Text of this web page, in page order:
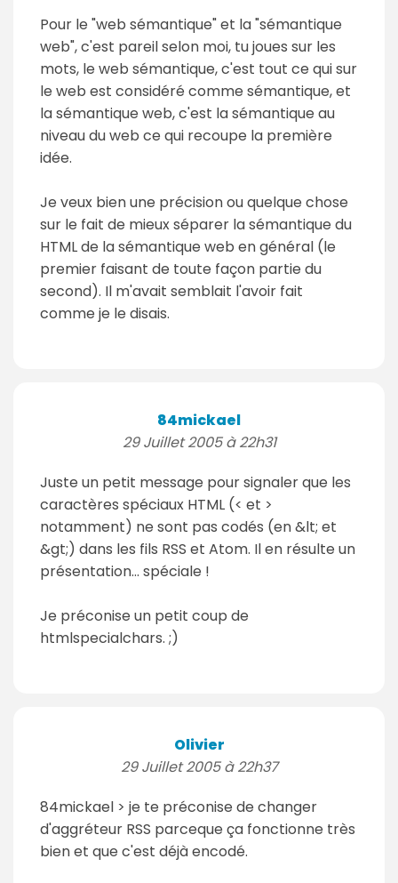
Pour le "web sémantique" et la "sémantique
web", c'est pareil selon moi, tu joues sur les
mots, le web sémantique, c'est tout ce qui sur
le web est considéré comme sémantique, et
la sémantique web, c'est la sémantique au
niveau du web ce qui recoupe la première
idée.
Je veux bien une précision ou quelque chose
sur le fait de mieux séparer la sémantique du
HTML de la sémantique web en général (le
premier faisant de toute façon partie du
second). Il m'avait semblait l'avoir fait
comme je le disais.
84mickael
29 Juillet 2005 à 22h31
Juste un petit message pour signaler que les
caractères spéciaux HTML (< et >
notamment) ne sont pas codés (en &lt; et
&gt;) dans les fils RSS et Atom. Il en résulte un
présentation... spéciale !
Je préconise un petit coup de
htmlspecialchars. ;)
Olivier
29 Juillet 2005 à 22h37
84mickael > je te préconise de changer
d'aggréteur RSS parceque ça fonctionne très
bien et que c'est déjà encodé.